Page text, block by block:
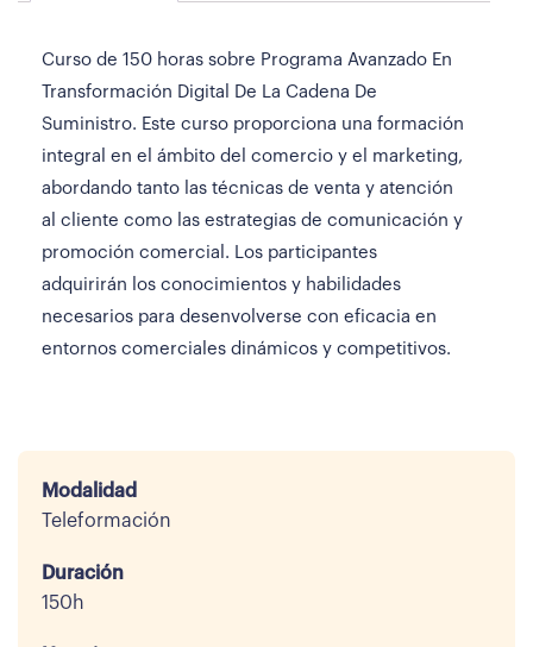
Curso de 150 horas sobre Programa Avanzado En
Transformación Digital De La Cadena De
Suministro. Este curso proporciona una formación
integral en el ámbito del comercio y el marketing,
abordando tanto las técnicas de venta y atención
al cliente como las estrategias de comunicación y
promoción comercial. Los participantes
adquirirán los conocimientos y habilidades
necesarios para desenvolverse con eficacia en
entornos comerciales dinámicos y competitivos.
Modalidad
Teleformación
Duración
150h